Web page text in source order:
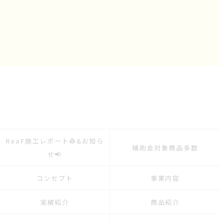
ReaF施工レポート👷&お知ら
せ📢
補助金対象商品多数
コンセプト 事業内容
実績紹介 商品紹介